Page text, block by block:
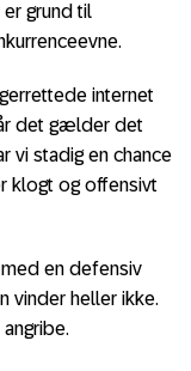
grund til
internet
det gælder det
vi stadig en chance
klogt og offensivt
en defensiv
vinder heller ikke.